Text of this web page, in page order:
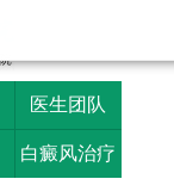
医生团队
白癜风治疗